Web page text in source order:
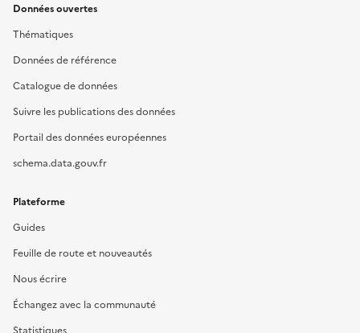
Données ouvertes
Thématiques
Données de référence
Catalogue de données
Suivre les publications des données
Portail des données européennes
schema.data.gouv.fr
Plateforme
Guides
Feuille de route et nouveautés
Nous écrire
Échangez avec la communauté